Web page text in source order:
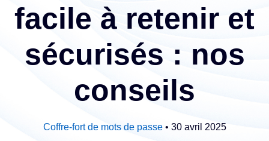
facile à retenir et
sécurisés : nos
conseils
Coffre-fort de mots de passe• 30 avril 2025